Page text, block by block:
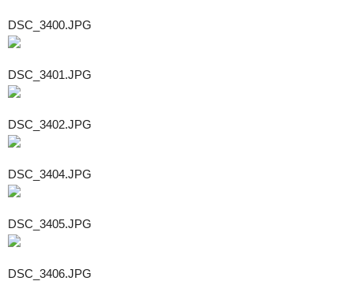
DSC_3400.JPG
DSC_3401.JPG
DSC_3402.JPG
DSC_3404.JPG
DSC_3405.JPG
DSC_3406.JPG